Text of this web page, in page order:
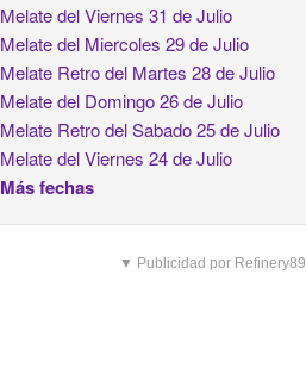
Melate del Viernes 31 de Julio
Melate del Miercoles 29 de Julio
Melate Retro del Martes 28 de Julio
Melate del Domingo 26 de Julio
Melate Retro del Sabado 25 de Julio
Melate del Viernes 24 de Julio
Más fechas
▼ Publicidad por Refinery89